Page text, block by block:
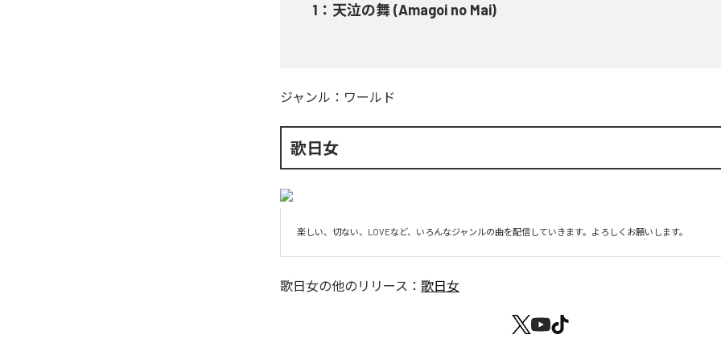
1 ： 天泣の舞 (Amagoi no Mai)
ジャンル： ワールド
歌日女
楽しい、切ない、LOVEなど、いろんなジャンルの曲を配信していきます。よろしくお願いします。
歌日女の他のリリース： 歌日女